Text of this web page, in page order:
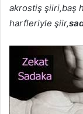
akrostiş şiiri,baş
harfleriyle şiir,